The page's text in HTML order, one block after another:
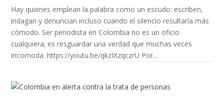
Hay quienes emplean la palabra como un escudo: escriben,
indagan y denuncian incluso cuando el silencio resultaría más
cómodo. Ser periodista en Colombia no es un oficio
cualquiera; es resguardar una verdad que muchas veces
incomoda. https://youtu.be/qkzIXzqczrU Por...